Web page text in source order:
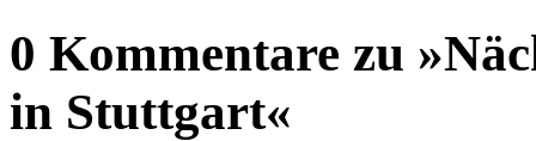
0 Kommentare zu
in Stuttgart«